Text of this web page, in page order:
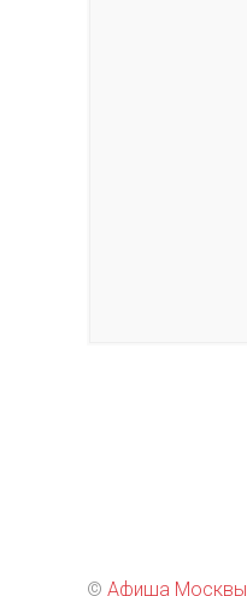
© Афиша Москвы